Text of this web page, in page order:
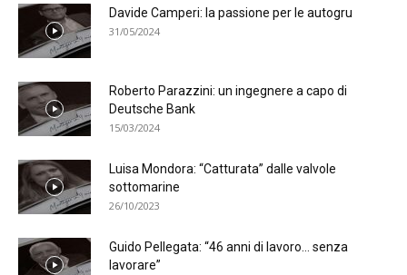
Davide Camperi: la passione per le autogru
31/05/2024
Roberto Parazzini: un ingegnere a capo di
Deutsche Bank
15/03/2024
Luisa Mondora: “Catturata” dalle valvole
sottomarine
26/10/2023
Guido Pellegata: “46 anni di lavoro… senza
lavorare”